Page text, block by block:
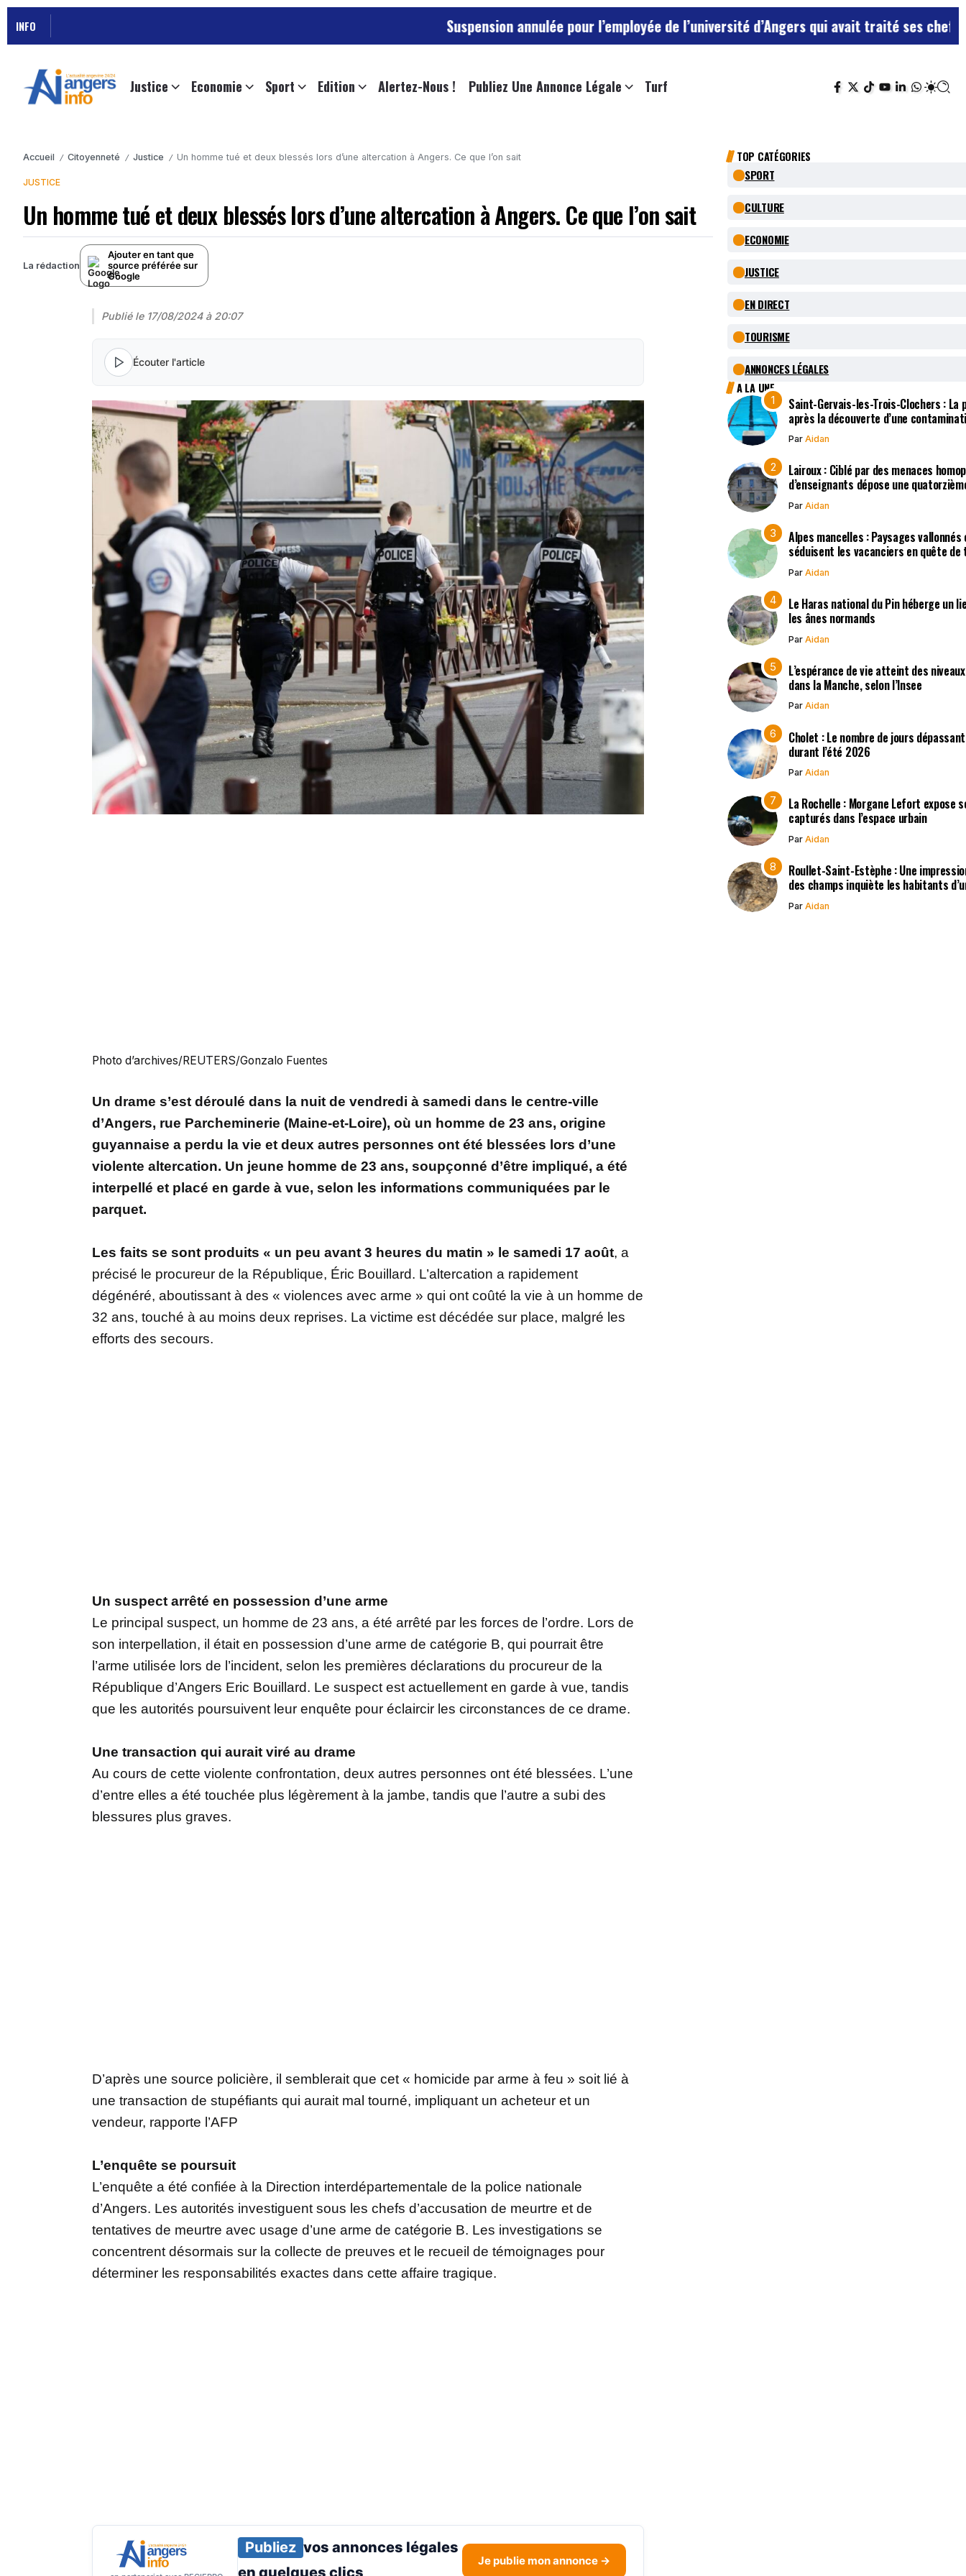
INFO Suspension annulée pour l’employée de l’université d’Angers qui avait traité ses chefs de “chiens”
Justice Economie Sport Edition Alertez-Nous ! Publiez Une Annonce Légale Turf
Accueil / Citoyenneté / Justice / Un homme tué et deux blessés lors d’une altercation à Angers. Ce que l’on sait
JUSTICE
Un homme tué et deux blessés lors d’une altercation à Angers. Ce que l’on sait
La rédaction
Ajouter en tant que
source préférée sur
Google
Publié le 17/08/2024 à 20:07
Écouter l'article
Photo d’archives/REUTERS/Gonzalo Fuentes
Un drame s’est déroulé dans la nuit de vendredi à samedi dans le centre-ville
d’Angers, rue Parcheminerie (Maine-et-Loire), où un homme de 23 ans, origine
guyannaise a perdu la vie et deux autres personnes ont été blessées lors d’une
violente altercation. Un jeune homme de 23 ans, soupçonné d’être impliqué, a été
interpellé et placé en garde à vue, selon les informations communiquées par le
parquet.
Les faits se sont produits « un peu avant 3 heures du matin » le samedi 17 août, a
précisé le procureur de la République, Éric Bouillard. L’altercation a rapidement
dégénéré, aboutissant à des « violences avec arme » qui ont coûté la vie à un homme de
32 ans, touché à au moins deux reprises. La victime est décédée sur place, malgré les
efforts des secours.
Un suspect arrêté en possession d’une arme
Le principal suspect, un homme de 23 ans, a été arrêté par les forces de l’ordre. Lors de
son interpellation, il était en possession d’une arme de catégorie B, qui pourrait être
l’arme utilisée lors de l’incident, selon les premières déclarations du procureur de la
République d’Angers Eric Bouillard. Le suspect est actuellement en garde à vue, tandis
que les autorités poursuivent leur enquête pour éclaircir les circonstances de ce drame.
Une transaction qui aurait viré au drame
Au cours de cette violente confrontation, deux autres personnes ont été blessées. L’une
d’entre elles a été touchée plus légèrement à la jambe, tandis que l’autre a subi des
blessures plus graves.
D’après une source policière, il semblerait que cet « homicide par arme à feu » soit lié à
une transaction de stupéfiants qui aurait mal tourné, impliquant un acheteur et un
vendeur, rapporte l’AFP
L’enquête se poursuit
L’enquête a été confiée à la Direction interdépartementale de la police nationale
d’Angers. Les autorités investiguent sous les chefs d’accusation de meurtre et de
tentatives de meurtre avec usage d’une arme de catégorie B. Les investigations se
concentrent désormais sur la collecte de preuves et le recueil de témoignages pour
déterminer les responsabilités exactes dans cette affaire tragique.
Publiez vos annonces légales
Je publie mon annonce →
TOP CATÉGORIES
SPORT
CULTURE
ECONOMIE
JUSTICE
EN DIRECT
TOURISME
ANNONCES LÉGALES
A LA UNE
Saint-Gervais-les-Trois-Clochers :
après la découverte d’une
Par Aidan
Lairoux : Ciblé par des menaces
d’enseignants dépose une
Par Aidan
Alpes mancelles : Paysages
séduisent les vacanciers en quête
Par Aidan
Le Haras national du Pin héberge un
les ânes normands
Par Aidan
L’espérance de vie atteint des
dans la Manche, selon l’Insee
Par Aidan
Cholet : Le nombre de jours
durant l’été 2026
Par Aidan
La Rochelle : Morgane Lefort
capturés dans l’espace urbain
Par Aidan
Roullet-Saint-Estèphe : Une
des champs inquiète les habitants
Par Aidan